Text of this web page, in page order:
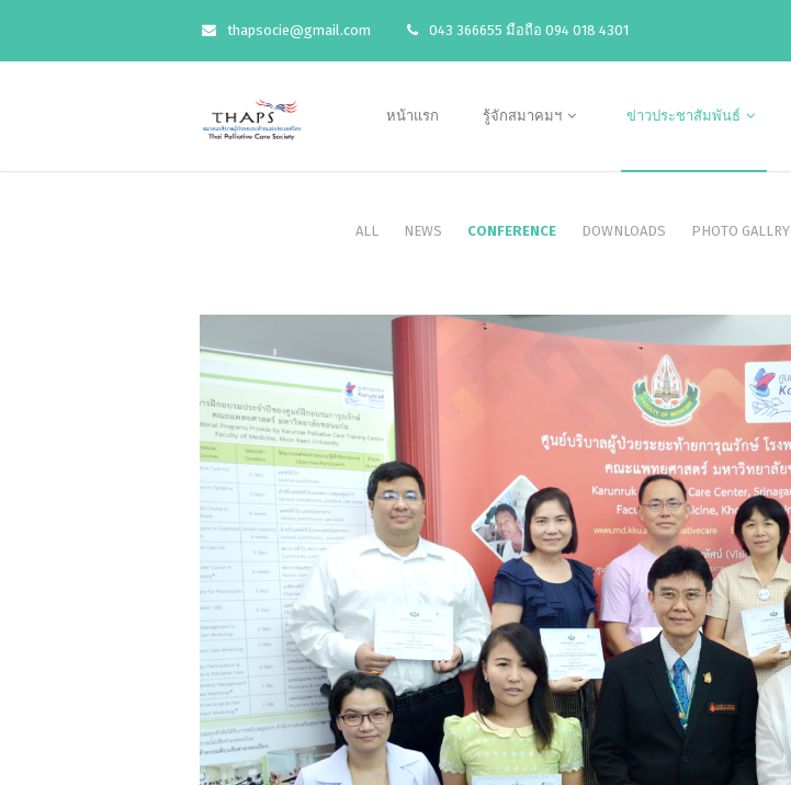
thapsocie@gmail.com 043 366655 มือถือ 094 018 4301
หน้าแรก รู้จักสมาคมฯ ข่าวประชาสัมพันธ์
ALL NEWS CONFERENCE DOWNLOADS PHOTO GALLRY